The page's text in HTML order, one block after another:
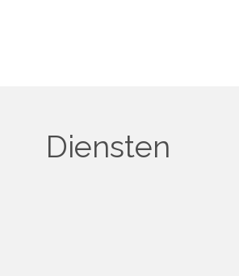
Diensten